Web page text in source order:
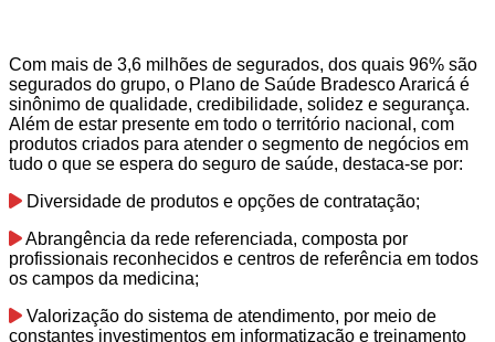
Com mais de 3,6 milhões de segurados, dos quais 96% são
segurados do grupo, o Plano de Saúde Bradesco Araricá é
sinônimo de qualidade, credibilidade, solidez e segurança.
Além de estar presente em todo o território nacional, com
produtos criados para atender o segmento de negócios em
tudo o que se espera do seguro de saúde, destaca-se por:
Diversidade de produtos e opções de contratação;
Abrangência da rede referenciada, composta por
profissionais reconhecidos e centros de referência em todos
os campos da medicina;
Valorização do sistema de atendimento, por meio de
constantes investimentos em informatização e treinamento